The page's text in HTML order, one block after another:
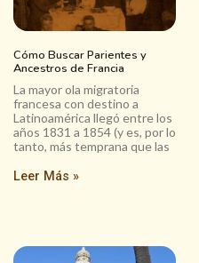
Cómo Buscar Parientes y
Ancestros de Francia
La mayor ola migratoria
francesa con destino a
Latinoamérica llegó entre los
años 1831 a 1854 (y es, por lo
tanto, más temprana que las
Leer Más »